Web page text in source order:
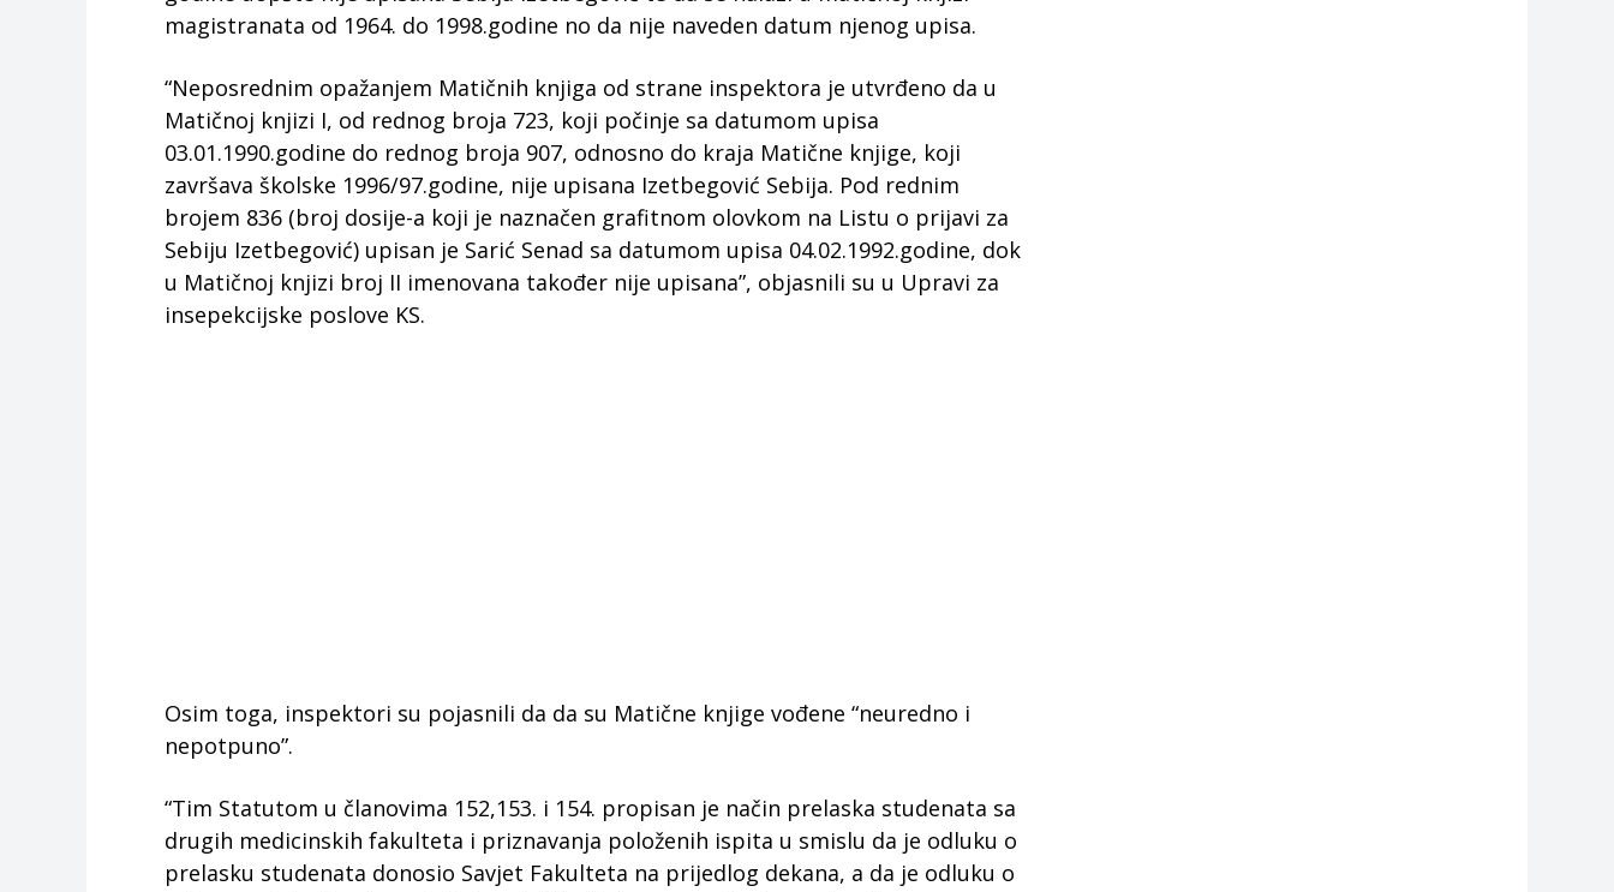
magistranata od 1964. do 1998.godine no da nije naveden datum njenog upisa.
“Neposrednim opažanjem Matičnih knjiga od strane inspektora je utvrđeno da u
Matičnoj knjizi I, od rednog broja 723, koji počinje sa datumom upisa
03.01.1990.godine do rednog broja 907, odnosno do kraja Matične knjige, koji
završava školske 1996/97.godine, nije upisana Izetbegović Sebija. Pod rednim
brojem 836 (broj dosije-a koji je naznačen grafitnom olovkom na Listu o prijavi za
Sebiju Izetbegović) upisan je Sarić Senad sa datumom upisa 04.02.1992.godine, dok
u Matičnoj knjizi broj II imenovana također nije upisana”, objasnili su u Upravi za
insepekcijske poslove KS.
Osim toga, inspektori su pojasnili da da su Matične knjige vođene “neuredno i
nepotpuno”.
“Tim Statutom u članovima 152,153. i 154. propisan je način prelaska studenata sa
drugih medicinskih fakulteta i priznavanja položenih ispita u smislu da je odluku o
prelasku studenata donosio Savjet Fakulteta na prijedlog dekana, a da je odluku o